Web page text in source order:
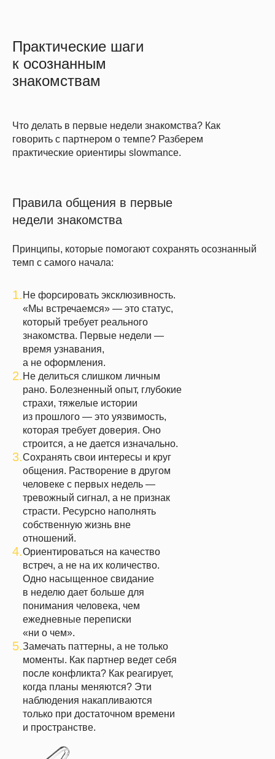
Практические шаги
к осознанным
знакомствам
Что делать в первые недели знакомства? Как
говорить с партнером о темпе? Разберем
практические ориентиры slowmance.
Правила общения в первые
недели знакомства
Принципы, которые помогают сохранять осознанный
темп с самого начала:
1. Не форсировать эксклюзивность.
«Мы встречаемся» — это статус,
который требует реального
знакомства. Первые недели —
время узнавания,
а не оформления.
2. Не делиться слишком личным
рано. Болезненный опыт, глубокие
страхи, тяжелые истории
из прошлого — это уязвимость,
которая требует доверия. Оно
строится, а не дается изначально.
3.Сохранять свои интересы и круг
общения. Растворение в другом
человеке с первых недель —
тревожный сигнал, а не признак
страсти. Ресурсно наполнять
собственную жизнь вне
отношений.
4.Ориентироваться на качество
встреч, а не на их количество.
Одно насыщенное свидание
в неделю дает больше для
понимания человека, чем
ежедневные переписки
«ни о чем».
5.Замечать паттерны, а не только
моменты. Как партнер ведет себя
после конфликта? Как реагирует,
когда планы меняются? Эти
наблюдения накапливаются
только при достаточном времени
и пространстве.